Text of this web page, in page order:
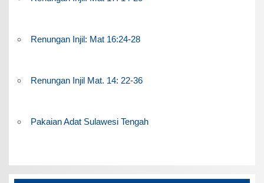
Renungan Injil: Mat 16:24-28
Renungan Injil Mat. 14: 22-36
Pakaian Adat Sulawesi Tengah